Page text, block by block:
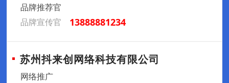
品牌推荐官
品牌宣传官
13888881234
苏州抖来创网络科技有限公司
网络推广